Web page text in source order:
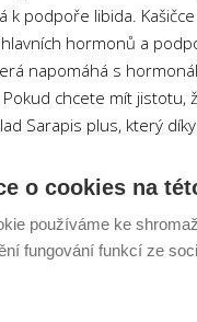
k podpoře libida.
hormonů a
napomáhá s
chcete mít
Sarapis plus, který
útlum, zkuste se
a odpočinek,
o cookies na
používáme ke
fungování funkcí ze